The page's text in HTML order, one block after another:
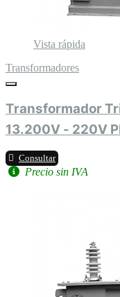
Vista rápida
Transformadores
Transformador
13.200V - 220V
Consultar
Precio sin IVA